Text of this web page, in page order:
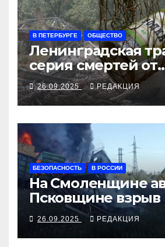
В ПЕТЕРБУРГЕ ОБЩЕСТВО
Ленинградская
серия смертей от
алкосуррогата
26.09.2025 РЕДАКЦИЯ
БЕЗОПАСНОСТЬ В РОССИИ
На Смоленщине
Псковщине взрыв
26.09.2025 РЕДАКЦИЯ